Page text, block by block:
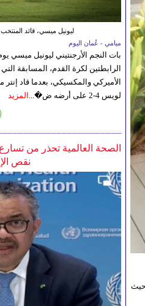
ليونيل ميسي، قائد المنتخب
ميامي - عُمان اليوم
بات النجم الأرجنتيني ليونيل ميسي
الرابطتين لكرة القدم، المسابقة
الأميركي والمكسيكي، بعدما قاد
لويس 4-2 على أرضه ض�...
المزيد
الصحة العالمية تحذر من
نقص
حيث